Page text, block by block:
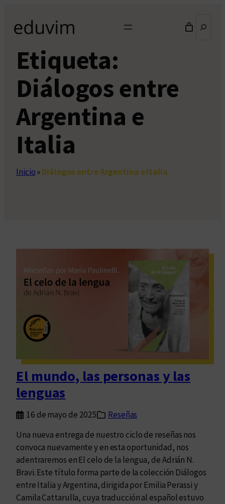
contenido
Etiqueta:
Diálogos entre
Argentina e
Italia
Inicio»Diálogos entre Argentina e Italia
El mundo, las personas y las
lenguas
16 de mayo de 2025
Reseñas
Una nueva entrega de nuestro ciclo de reseñas nos
convoca nuevamente y en esta oportunidad, nos
adentraremos en El celo de la lengua, de Adrián N.
Bravi. Este título forma parte de la colección Diálogos
entre Italia y Argentina, dirigida por Emilia Perassi y
Camila Cattarulla, cuya traducción al español estuvo